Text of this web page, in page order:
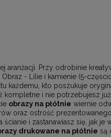
aranżacji. Przy odrobinie
Obraz - Lilie i kamienie (5-
każdemu, kto poszukuje
kompletne i nie potrzebujesz
obrazy na płótnie wiernie
oraz ostrość
i zastanawiasz się, jak je
drukowane na płótnie są